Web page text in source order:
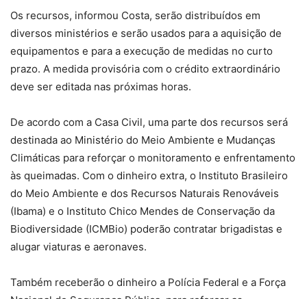
Os recursos, informou Costa, serão distribuídos em
diversos ministérios e serão usados para a aquisição de
equipamentos e para a execução de medidas no curto
prazo. A medida provisória com o crédito extraordinário
deve ser editada nas próximas horas.
De acordo com a Casa Civil, uma parte dos recursos será
destinada ao Ministério do Meio Ambiente e Mudanças
Climáticas para reforçar o monitoramento e enfrentamento
às queimadas. Com o dinheiro extra, o Instituto Brasileiro
do Meio Ambiente e dos Recursos Naturais Renováveis
(Ibama) e o Instituto Chico Mendes de Conservação da
Biodiversidade (ICMBio) poderão contratar brigadistas e
alugar viaturas e aeronaves.
Também receberão o dinheiro a Polícia Federal e a Força